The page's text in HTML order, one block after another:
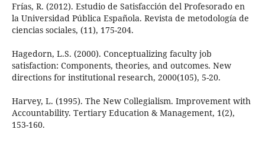
Frías, R. (2012). Estudio de Satisfacción del Profesorado en
la Universidad Pública Española. Revista de metodología de
ciencias sociales, (11), 175-204.
Hagedorn, L.S. (2000). Conceptualizing faculty job
satisfaction: Components, theories, and outcomes. New
directions for institutional research, 2000(105), 5-20.
Harvey, L. (1995). The New Collegialism. Improvement with
Accountability. Tertiary Education & Management, 1(2),
153-160.